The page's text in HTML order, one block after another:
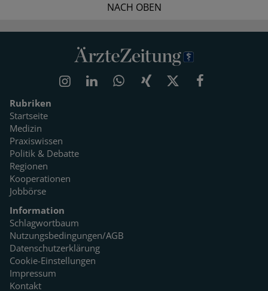
NACH OBEN
Rubriken
Startseite
Medizin
Praxiswissen
Politik & Debatte
Regionen
Kooperationen
Jobbörse
Information
Schlagwortbaum
Nutzungsbedingungen/AGB
Datenschutzerklärung
Cookie-Einstellungen
Impressum
Kontakt